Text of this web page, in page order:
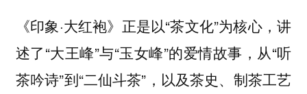
《印象·大红袍》正是以“茶文化”为核心，讲
述了“大王峰”与“玉女峰”的爱情故事，从“听
茶吟诗”到“二仙斗茶”，以及‌茶史、制茶工艺